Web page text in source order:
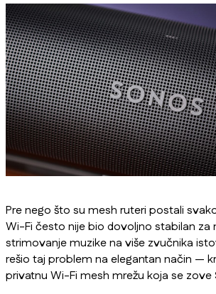
Pre nego što su mesh ruteri postali
Wi-Fi često nije bio dovoljno stabilan za
strimovanje muzike na više zvučnika
rešio taj problem na elegantan način —
privatnu Wi-Fi mesh mrežu koja se zove